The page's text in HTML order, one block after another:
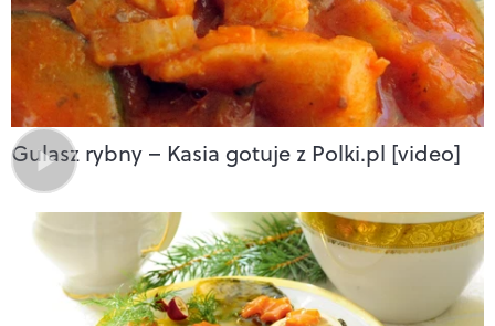
Gulasz rybny – Kasia gotuje z Polki.pl [video]